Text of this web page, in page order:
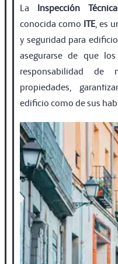
La Inspección
conocida como ITE, es
y seguridad para
asegurarse de que
responsabilidad de
propiedades,
ediﬁcio como de sus